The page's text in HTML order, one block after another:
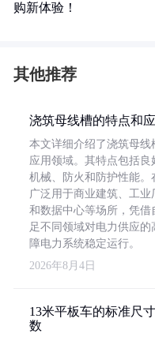
购新体验！
其他推荐
浇筑母线槽的特点和
本文详细介绍了浇筑母线
应用领域。其特点包括良
机械、防火和防护性能。
广泛用于商业建筑、工业
和数据中心等场所，凭借
足不同领域对电力供应的
障电力系统稳定运行。
2026年8月4日
13米平板车的标准尺
数